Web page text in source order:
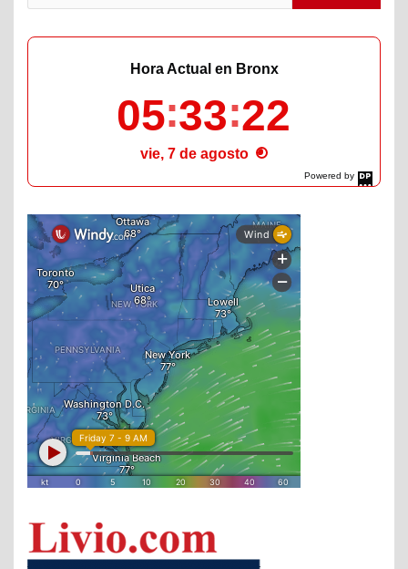
Powered by
DaysPedia.com
Hora Actual en Bronx
05 33 23
vie, 7 de agosto